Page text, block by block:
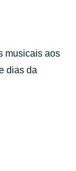
musicais aos
dias da